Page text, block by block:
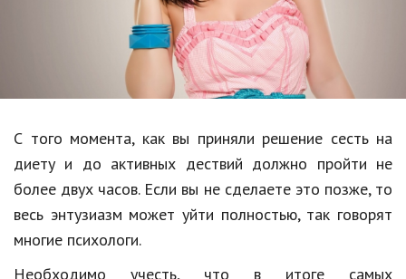
Спорт
Знаменитости
Статьи
С того момента, как вы приняли решение сесть на
диету и до активных дествий должно пройти не
более двух часов. Если вы не сделаете это позже, то
весь энтузиазм может уйти полностью, так говорят
многие психологи.
Необходимо учесть, что в итоге самых